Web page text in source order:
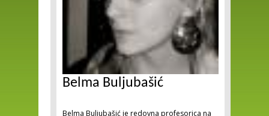
Belma Buljubašić
Belma Buljubašić je redovna profesorica na